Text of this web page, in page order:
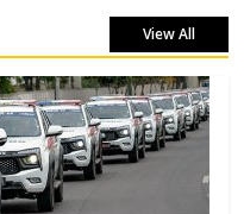
View All